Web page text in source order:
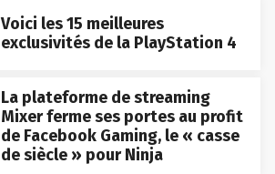
Voici les 15 meilleures
exclusivités de la PlayStation 4
La plateforme de streaming
Mixer ferme ses portes au profit
de Facebook Gaming, le « casse
de siècle » pour Ninja